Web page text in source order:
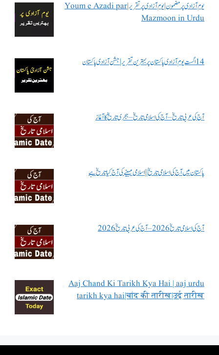
یوم آزادی پر مضمون | یوم آزادی پر تقریر | Youm e Azadi par
Mazmoon in Urdu
14 اگست یوم آزادی پاکستان پر بہترین تقریر | جشن آزادی پاکستان
آج کی عربی تاریخ – آج کی اسلامی تاریخ – ہجری تاریخ کا آغاز
پاکستان میں آج کی اسلامی تاریخ || اسلامی مہینے کی آج کیا تاریخ ہے
آج کی اسلامی تاریخ 2026 – آج کی عربی تاریخ 2026
Aaj Chand Ki Tarikh Kya Hai | aaj urdu
tarikh kya hai|चांद की तारीख|उर्दू तारीख